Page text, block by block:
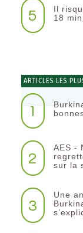
5
Il
18
ARTICLES LES
1
2
AES -
sur la
3
Une